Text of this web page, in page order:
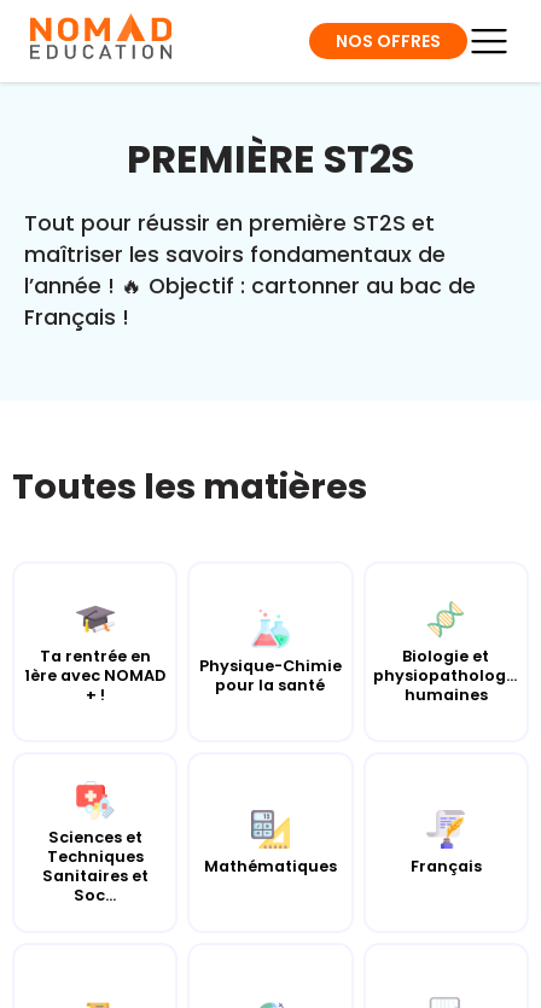
NOS OFFRES
PREMIÈRE ST2S
Tout pour réussir en première ST2S et
maîtriser les savoirs fondamentaux de
l’année ! 🔥 Objectif : cartonner au bac de
Français !
Toutes les matières
Ta rentrée en
1ère avec NOMAD
+ !
Physique-Chimie
pour la santé
Biologie et
physiopathologie
humaines
Sciences et
Techniques
Sanitaires et
Soc...
Mathématiques Français